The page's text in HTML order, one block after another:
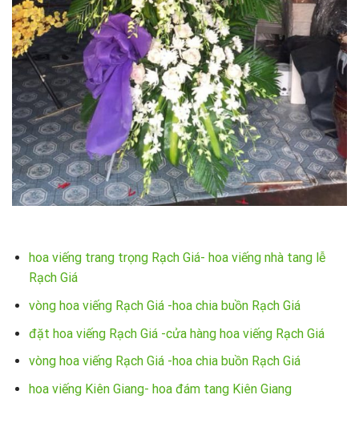
hoa viếng trang trọng Rạch Giá- hoa viếng nhà tang lễ
Rạch Giá
vòng hoa viếng Rạch Giá -hoa chia buồn Rạch Giá
đặt hoa viếng Rạch Giá -cửa hàng hoa viếng Rạch Giá
vòng hoa viếng Rạch Giá -hoa chia buồn Rạch Giá
hoa viếng Kiên Giang- hoa đám tang Kiên Giang